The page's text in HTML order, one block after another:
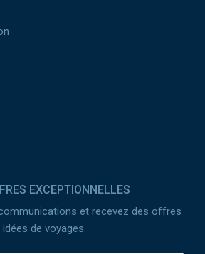
EXCEPTIONNELLES
et recevez des offres
de voyages.